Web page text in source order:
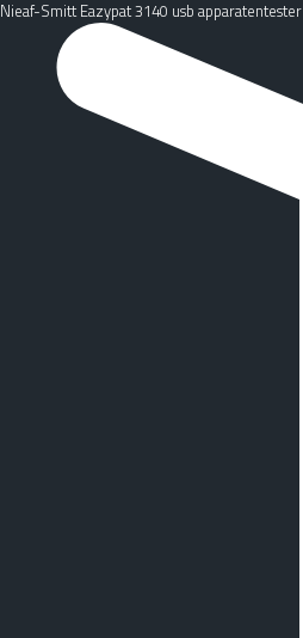
Nieaf-Smitt Eazypat 3140 usb apparatentester